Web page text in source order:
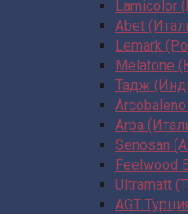
Lamicolor
Abet
Lemark
Melatone
Тадж
Arpa
Senosan
Feelwood
Ultramatt
AGT